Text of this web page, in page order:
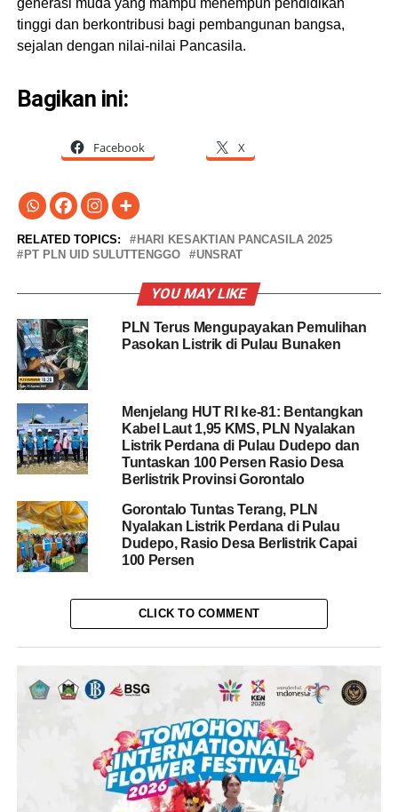
generasi muda yang mampu menempuh pendidikan
tinggi dan berkontribusi bagi pembangunan bangsa,
sejalan dengan nilai-nilai Pancasila.
Bagikan ini:
Facebook X
RELATED TOPICS:
HARI KESAKTIAN PANCASILA 2025
PT PLN UID SULUTTENGGO
UNSRAT
YOU MAY LIKE
PLN Terus Mengupayakan Pemulihan
Pasokan Listrik di Pulau Bunaken
Menjelang HUT RI ke-81: Bentangkan
Kabel Laut 1,95 KMS, PLN Nyalakan
Listrik Perdana di Pulau Dudepo dan
Tuntaskan 100 Persen Rasio Desa
Berlistrik Provinsi Gorontalo
Gorontalo Tuntas Terang, PLN
Nyalakan Listrik Perdana di Pulau
Dudepo, Rasio Desa Berlistrik Capai
100 Persen
CLICK TO COMMENT